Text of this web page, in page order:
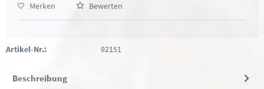
Merken Bewerten
Artikel-Nr.: 92151
Beschreibung